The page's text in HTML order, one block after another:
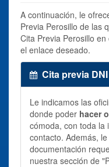
A continuación, le
Previa Perosillo de las
Cita Previa Perosillo
el enlace deseado.
Cita previa
Le indicamos las
donde poder hacer
cómoda, con toda la
contacto. Además,
documentación
nuestra sección de